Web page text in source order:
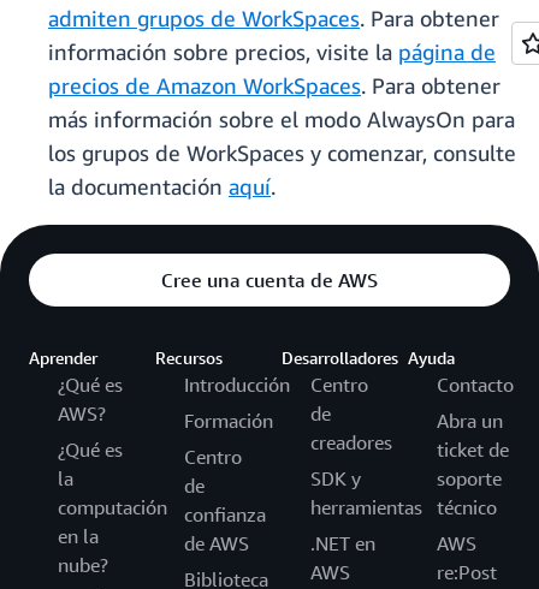
admiten grupos de WorkSpaces. Para obtener
información sobre precios, visite la página de
precios de Amazon WorkSpaces. Para obtener
más información sobre el modo AlwaysOn para
los grupos de WorkSpaces y comenzar, consulte
la documentación aquí.
Cree una cuenta de AWS
Aprender
¿Qué es
AWS?
¿Qué es
la
computación
en la
nube?
Recursos
Introducción
Formación
Centro
de
confianza
de AWS
Biblioteca
Desarrolladores
Centro
de
creadores
SDK y
herramientas
.NET en
AWS
Ayuda
Contacto
Abra un
ticket de
soporte
técnico
AWS
re:Post